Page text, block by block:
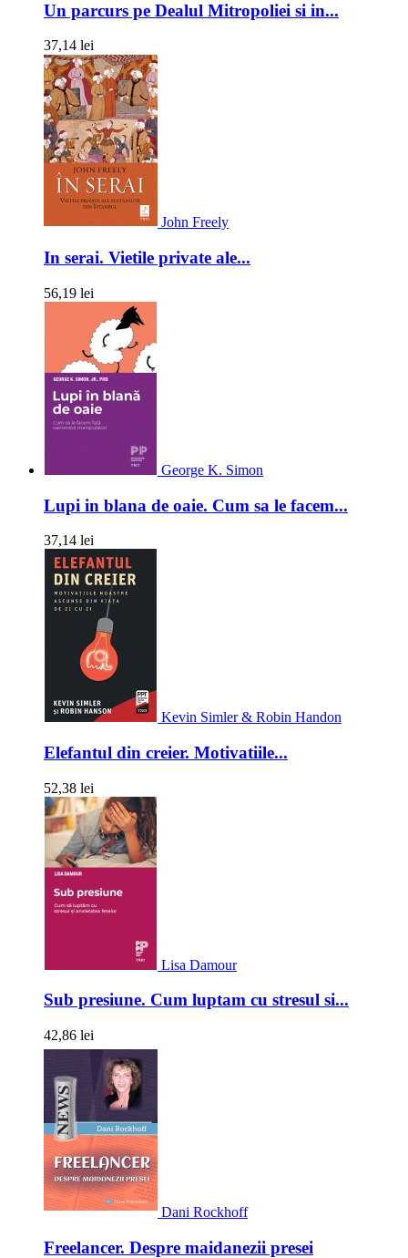
Un parcurs pe Dealul Mitropoliei si in...
37,14 lei
John Freely
In serai. Vietile private ale...
56,19 lei
George K. Simon
Lupi in blana de oaie. Cum sa le facem...
37,14 lei
Kevin Simler & Robin Handon
Elefantul din creier. Motivatiile...
52,38 lei
Lisa Damour
Sub presiune. Cum luptam cu stresul si...
42,86 lei
Dani Rockhoff
Freelancer. Despre maidanezii presei